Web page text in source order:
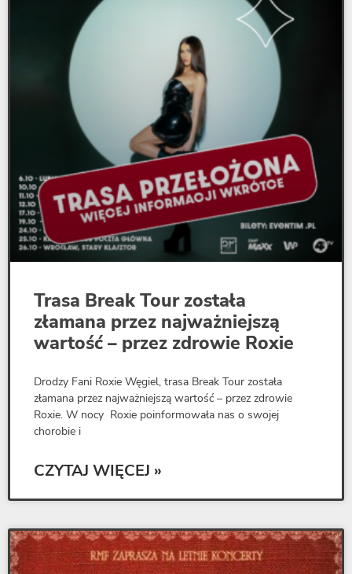
Trasa Break Tour została
złamana przez najważniejszą
wartość – przez zdrowie Roxie
Drodzy Fani Roxie Węgiel, trasa Break Tour została
złamana przez najważniejszą wartość – przez zdrowie
Roxie. W nocy Roxie poinformowała nas o swojej
chorobie i
CZYTAJ WIĘCEJ »